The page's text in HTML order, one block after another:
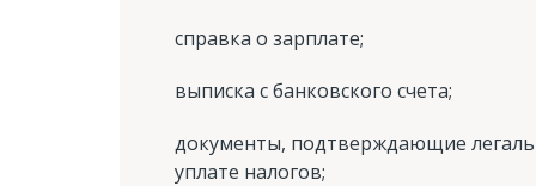
справка о зарплате;
выписка с банковского счета;
документы, подтверждающие
уплате налогов;